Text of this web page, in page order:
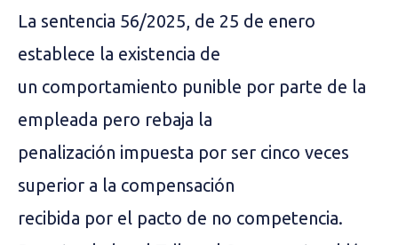
La sentencia 56/2025, de 25 de enero
establece la existencia de
un comportamiento punible por parte de la
empleada pero rebaja la
penalización impuesta por ser cinco veces
superior a la compensación
recibida por el pacto de no competencia.